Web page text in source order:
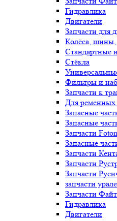
Гидравлика
Двигатели
Запчасти для
Колёса, шины,
Стандартные
Стёкла
Фильтры и
Запчасти к
Для ременных
Запасные
Запасные
Запчасти
Запасные
Запчасти
Запчасти
Запчасти
запчасти
Запчасти
Гидравлика
Двигатели